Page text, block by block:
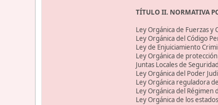
TÍTULO II. NORMATIVA
Ley Orgánica de Fuerzas y
Ley Orgánica del Código
Ley de Enjuiciamiento
Ley Orgánica de
Juntas Locales de Seguridad
Ley Orgánica del Poder
Ley Orgánica reguladora
Ley Orgánica del Régimen
Ley Orgánica de los